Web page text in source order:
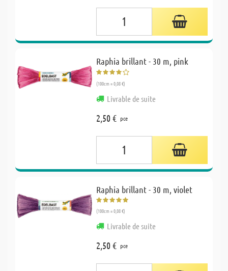
Raphia brillant - 30 m, pink
(100cm = 0,08 €)
Livrable de suite
2,50 € pce
Raphia brillant - 30 m, violet
(100cm = 0,08 €)
Livrable de suite
2,50 € pce